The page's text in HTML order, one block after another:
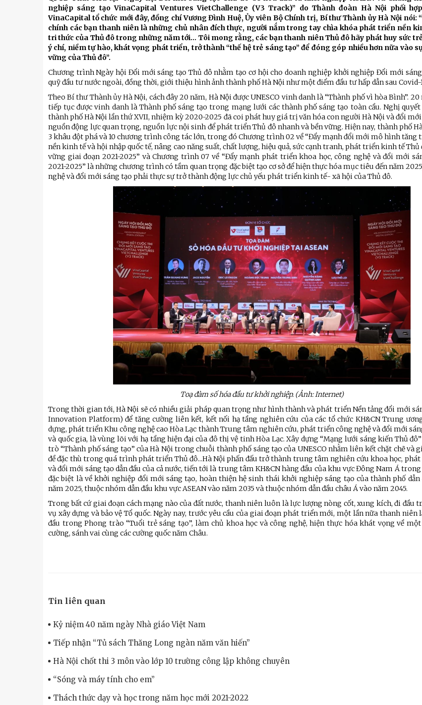
Kỹ thuật
Hậu phương quân đội
Giáo dục Quốc phòng và An ninh
Chiến dịch 500 ngày đêmCải cách hành
nghiệp sáng tạo VinaCapital Ventures VietChallenge (V3 Track)” do Thành đoàn Hà Nội phối
VinaCapital tổ chức mới đây, đồng chí Vương Đình Huệ, Ủy viên Bộ Chính trị, Bí thư Thành ủy Hà Nội nói:
chính các bạn thanh niên là những chủ nhân đích thực, người nắm trong tay chìa khóa phát triển nền
tri thức của Thủ đô trong những năm tới… Tôi mong rằng, các bạn thanh niên Thủ đô hãy phát huy sức
ý chí, niềm tự hào, khát vọng phát triển, trở thành “thế hệ trẻ sáng tạo” để đóng góp nhiều hơn nữa vào
vững của Thủ đô”.
Chương trình Ngày hội Đổi mới sáng tạo Thủ đô nhằm tạo cơ hội cho doanh nghiệp khởi nghiệp Đổi mới sáng
quỹ đầu tư nước ngoài, đồng thời, giới thiệu hình ảnh thành phố Hà Nội như một điểm đầu tư hấp dẫn sau Covid-
Theo Bí thư Thành ủy Hà Nội, cách đây 20 năm, Hà Nội được UNESCO vinh danh là “Thành phố vì hòa Bình”. 20
tiếp tục được vinh danh là Thành phố sáng tạo trong mạng lưới các thành phố sáng tạo toàn cầu. Nghị
thành phố Hà Nội lần thứ XVII, nhiệm kỳ 2020-2025 đã coi phát huy giá trị văn hóa con người Hà Nội và đổi
nguồn động lực quan trọng, nguồn lực nội sinh để phát triển Thủ đô nhanh và bền vững. Hiện nay, thành phố
3 khâu đột phá và 10 chương trình công tác lớn, trong đó Chương trình 02 về “Đẩy mạnh đổi mới mô hình tăng
nền kinh tế và hội nhập quốc tế, nâng cao năng suất, chất lượng, hiệu quả, sức cạnh tranh, phát triển kinh tế Thủ
vững giai đoạn 2021-2025” và Chương trình 07 về “Đẩy mạnh phát triển khoa học, công nghệ và đổi mới
2021-2025” là những chương trình có tầm quan trọng đặc biệt tạo cơ sở để hiện thực hóa mục tiêu đến năm
nghệ và đổi mới sáng tạo phải thực sự trở thành động lực chủ yếu phát triển kinh tế- xã hội của Thủ đô.
Toạ đàm số hóa đầu tư khởi nghiệp. (Ảnh: Internet)
Trong thời gian tới, Hà Nội sẽ có nhiều giải pháp quan trọng như hình thành và phát triển Nền tảng đổi mới
Innovation Platform) để tăng cường liên kết, kết nối hạ tầng nghiên cứu của các tổ chức KH&CN Trung
dựng, phát triển Khu công nghệ cao Hòa Lạc thành Trung tâm nghiên cứu, phát triển công nghệ và đổi mới
và quốc gia, là vùng lõi với hạ tầng hiện đại của đô thị vệ tinh Hòa Lạc. Xây dựng “Mạng lưới sáng kiến Thủ
trò “Thành phố sáng tạo” của Hà Nội trong chuỗi thành phố sáng tạo của UNESCO nhằm liên kết chặt chẽ và
đề đặc thù trong quá trình phát triển Thủ đô...Hà Nội phấn đấu trở thành trung tâm nghiên cứu khoa học,
và đổi mới sáng tạo dẫn đầu của cả nước, tiến tới là trung tâm KH&CN hàng đầu của khu vực Đông Nam Á
đặc biệt là về khởi nghiệp đổi mới sáng tạo, hoàn thiện hệ sinh thái khởi nghiệp sáng tạo của thành phố dẫn
năm 2025, thuộc nhóm dẫn đầu khu vực ASEAN vào năm 2035 và thuộc nhóm dẫn đầu châu Á vào năm 2045.
Trong bất cứ giai đoạn cách mạng nào của đất nước, thanh niên luôn là lực lượng nòng cốt, xung kích, đi đầu
vụ xây dựng và bảo vệ Tổ quốc. Ngày nay, trước yêu cầu của giai đoạn phát triển mới, một lần nữa thanh
đầu trong Phong trào “Tuổi trẻ sáng tạo”, làm chủ khoa học và công nghệ, hiện thực hóa khát vọng về
cường, sánh vai cùng các cường quốc năm Châu.
Tin liên quan
Kỷ niệm 40 năm ngày Nhà giáo Việt Nam
Tiếp nhận “Tủ sách Thăng Long ngàn năm văn hiến”
Hà Nội chốt thi 3 môn vào lớp 10 trường công lập không chuyên
“Sóng và máy tính cho em”
Thách thức dạy và học trong năm học mới 2021-2022
Tiểu đoàn Thiết giáp SSCĐ cao
trong dịp Tết Nguyên đán
Bộ Tư lệnh Thủ đô và các tổ chức
chính trị-xã hội thành phố Hà Nội
thăm, động viên chiến sĩ mới
Hương Tết ra đảo